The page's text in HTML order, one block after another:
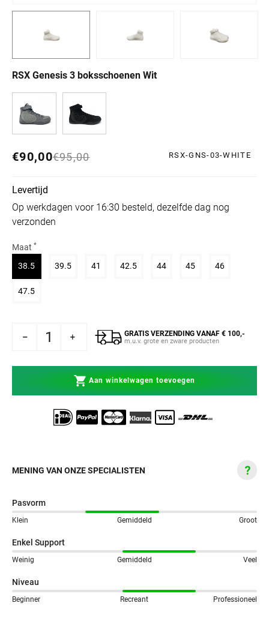
RSX Genesis 3 boksschoenen Wit
Normale prijs
Aanbiedingsprijs
€95,00
€90,00 RSX-GNS-03-WHITE
Levertijd
Op werkdagen voor 16:30 besteld, dezelfde dag nog
verzonden
Maat *
38.5Variant uitverkocht of niet beschikbaar
39.5Variant uitverkocht of niet beschikbaar
41 Variant uitverkocht of niet beschikbaar
42.5Variant uitverkocht of niet
44Variant uitverkocht of niet
45Variant uitverkocht
46Variant
47.5Variant uitverkocht of niet beschikbaar
Genesis 3 boksschoenen Wit
voor RSX Genesis 3 boksschoenen Wit
GRATIS VERZENDING VANAF € 100,-
m.u.v. grote en zware producten
Aan winkelwagen toevoegen
MENING VAN ONZE SPECIALISTEN
Pasvorm
Klein Gemiddeld Groot
Enkel Support
Weinig Gemiddeld Veel
Niveau
Beginner Recreant Professioneel